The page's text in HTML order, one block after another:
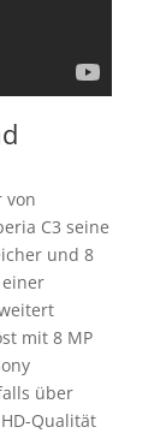
von
C3 seine
und 8
mit 8 MP
über
Qualität